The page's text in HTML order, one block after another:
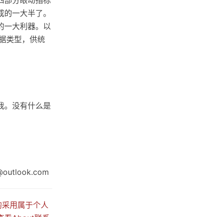
一大半了。
一大利器。以
类型，供统
。没有什么是
用属于个人